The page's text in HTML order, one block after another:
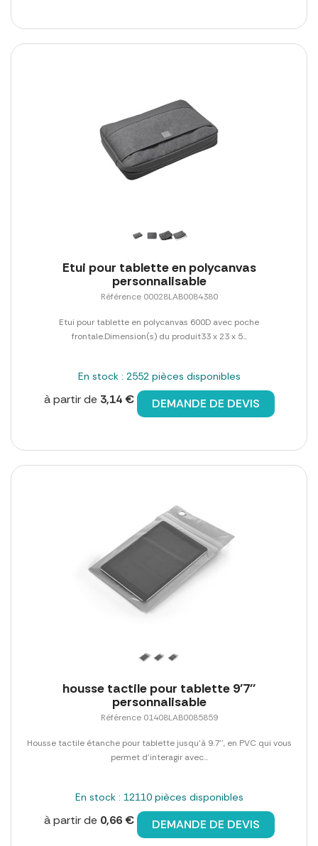
Etui pour tablette en polycanvas
personnalisable
Référence 00028LAB0084380
Etui pour tablette en polycanvas 600D avec poche
frontale.Dimension(s) du produit33 x 23 x 5...
En stock : 2552 pièces disponibles
à partir de 3,14 € DEMANDE DE DEVIS
housse tactile pour tablette 9'7''
personnalisable
Référence 01408LAB0085859
Housse tactile étanche pour tablette jusqu'à 9.7'', en PVC qui vous
permet d'interagir avec...
En stock : 12110 pièces disponibles
à partir de 0,66 € DEMANDE DE DEVIS